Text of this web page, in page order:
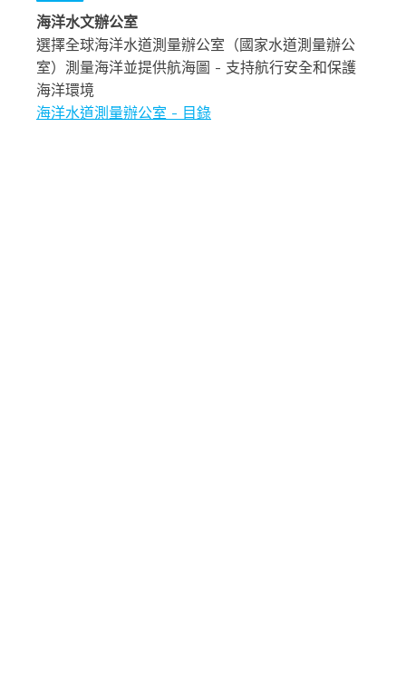
海洋水文辦公室
選擇全球海洋水道測量辦公室（國家水道測量辦公
室）測量海洋並提供航海圖 - 支持航行安全和保護
海洋環境
海洋水道測量辦公室 - 目錄